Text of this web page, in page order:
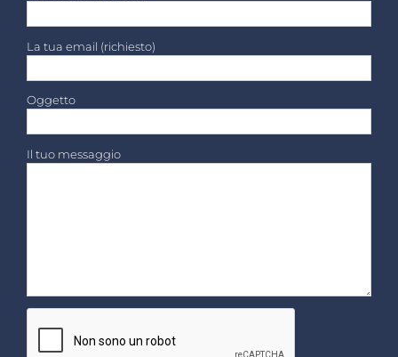
La tua email (richiesto)
Oggetto
Il tuo messaggio